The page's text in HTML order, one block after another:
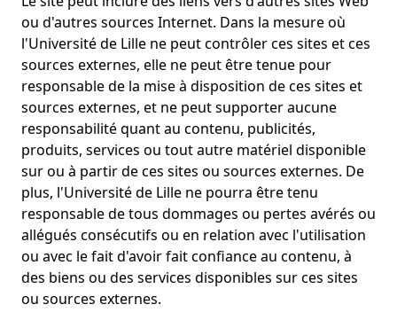
ou d'autres sources Internet. Dans la mesure où
l'Université de Lille ne peut contrôler ces sites et ces
sources externes, elle ne peut être tenue pour
responsable de la mise à disposition de ces sites et
sources externes, et ne peut supporter aucune
responsabilité quant au contenu, publicités,
produits, services ou tout autre matériel disponible
sur ou à partir de ces sites ou sources externes. De
plus, l'Université de Lille ne pourra être tenu
responsable de tous dommages ou pertes avérés ou
allégués consécutifs ou en relation avec l'utilisation
ou avec le fait d'avoir fait confiance au contenu, à
des biens ou des services disponibles sur ces sites
ou sources externes.